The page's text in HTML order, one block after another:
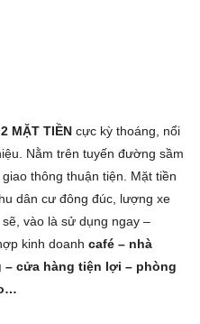
MẶT TIỀN cực kỳ thoáng, nổi
Nằm trên tuyến đường sầm
thông thuận tiện. Mặt tiền
dân cư đông đúc, lượng xe
vào là sử dụng ngay –
kinh doanh café – nhà
– cửa hàng tiện lợi – phòng